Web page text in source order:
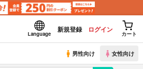
Language
新規登録 ログイン
カート
男性向け 女性向け